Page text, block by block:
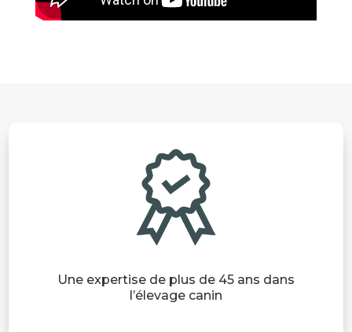
Une expertise de plus de 45 ans dans
l’élevage canin